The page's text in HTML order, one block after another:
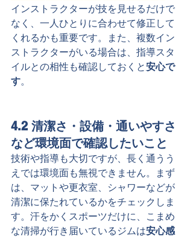
インストラクターが技を見せるだけで
なく、一人ひとりに合わせて修正して
くれるかも重要です。また、複数イン
ストラクターがいる場合は、指導スタ
イルとの相性も確認しておくと安心で
す。
4.2 清潔さ・設備・通いやすさ
など環境面で確認したいこと
技術や指導も大切ですが、長く通うう
えでは環境面も無視できません。まず
は、マットや更衣室、シャワーなどが
清潔に保たれているかをチェックしま
す。汗をかくスポーツだけに、こまめ
な清掃が行き届いているジムは安心感